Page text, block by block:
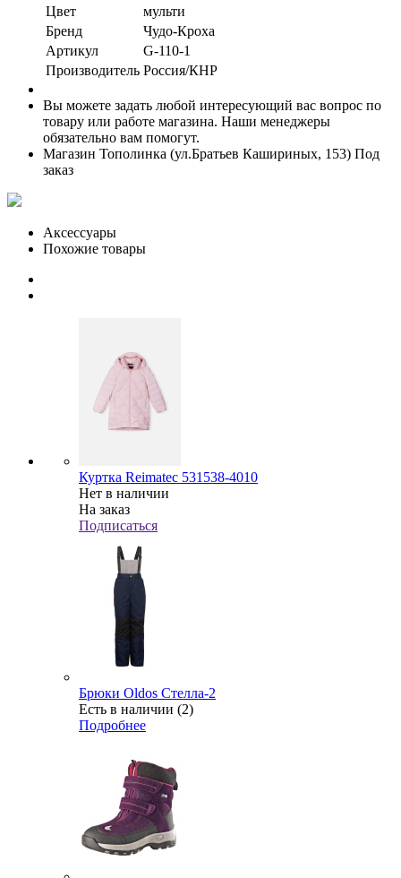
Цвет
мульти
Бренд
Чудо-Кроха
Артикул
G-110-1
Производитель Россия/КНР
Вы можете задать любой интересующий вас вопрос по
товару или работе магазина. Наши менеджеры
обязательно вам помогут.
Магазин Тополинка (ул.Братьев Кашириных, 153) Под
заказ
Аксессуары
Похожие товары
Куртка Reimatec 531538-4010
Нет в наличии
На заказ
Подписаться
Брюки Oldos Стелла-2
Есть в наличии (2)
Подробнее